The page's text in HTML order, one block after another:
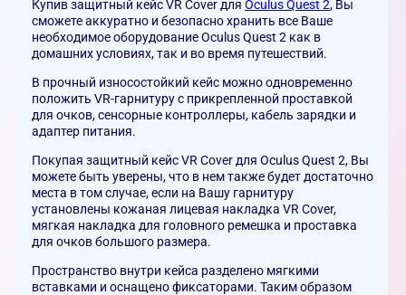
Купив защитный кейс VR Cover для Oculus Quest 2, Вы
сможете аккуратно и безопасно хранить все Ваше
необходимое оборудование Oculus Quest 2 как в
домашних условиях, так и во время путешествий.
В прочный износостойкий кейс можно одновременно
положить VR-гарнитуру с прикрепленной проставкой
для очков, сенсорные контроллеры, кабель зарядки и
адаптер питания.
Покупая защитный кейс VR Cover для Oculus Quest 2, Вы
можете быть уверены, что в нем также будет достаточно
места в том случае, если на Вашу гарнитуру
установлены кожаная лицевая накладка VR Cover,
мягкая накладка для головного ремешка и проставка
для очков большого размера.
Пространство внутри кейса разделено мягкими
вставками и оснащено фиксаторами. Таким образом